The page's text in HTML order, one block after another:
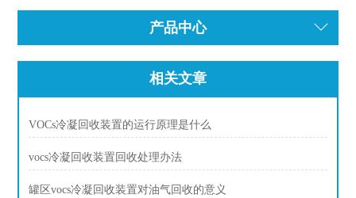
产品中心
相关文章
VOCs冷凝回收装置的运行原理是什么
vocs冷凝回收装置回收处理办法
罐区vocs冷凝回收装置对油气回收的意义